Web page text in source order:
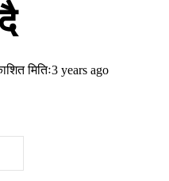
मितिः3 years ago